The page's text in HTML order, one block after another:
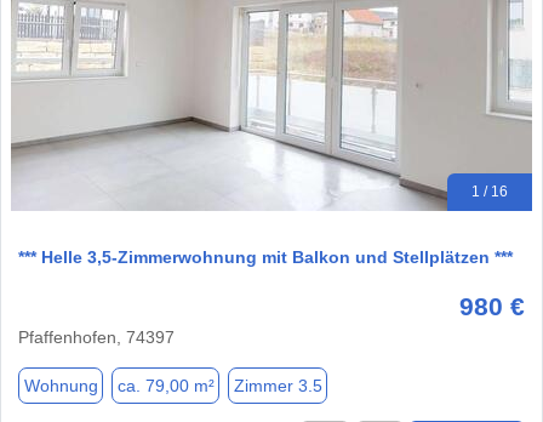
1 / 16
*** Helle 3,5-Zimmerwohnung mit Balkon und Stellplätzen ***
980 €
Pfaffenhofen, 74397
Wohnung ca. 79,00 m² Zimmer 3.5